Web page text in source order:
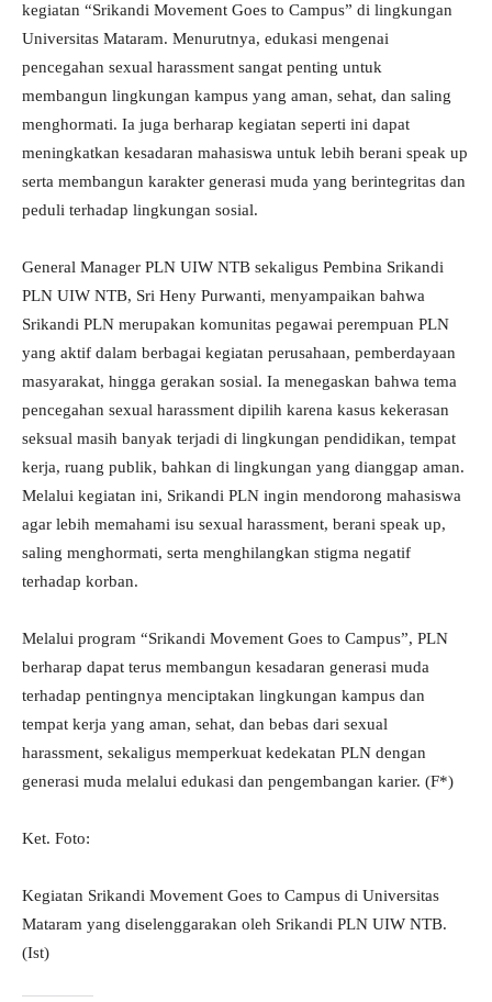
kegiatan “Srikandi Movement Goes to Campus” di lingkungan
Universitas Mataram. Menurutnya, edukasi mengenai
pencegahan sexual harassment sangat penting untuk
membangun lingkungan kampus yang aman, sehat, dan saling
menghormati. Ia juga berharap kegiatan seperti ini dapat
meningkatkan kesadaran mahasiswa untuk lebih berani speak up
serta membangun karakter generasi muda yang berintegritas dan
peduli terhadap lingkungan sosial.
General Manager PLN UIW NTB sekaligus Pembina Srikandi
PLN UIW NTB, Sri Heny Purwanti, menyampaikan bahwa
Srikandi PLN merupakan komunitas pegawai perempuan PLN
yang aktif dalam berbagai kegiatan perusahaan, pemberdayaan
masyarakat, hingga gerakan sosial. Ia menegaskan bahwa tema
pencegahan sexual harassment dipilih karena kasus kekerasan
seksual masih banyak terjadi di lingkungan pendidikan, tempat
kerja, ruang publik, bahkan di lingkungan yang dianggap aman.
Melalui kegiatan ini, Srikandi PLN ingin mendorong mahasiswa
agar lebih memahami isu sexual harassment, berani speak up,
saling menghormati, serta menghilangkan stigma negatif
terhadap korban.
Melalui program “Srikandi Movement Goes to Campus”, PLN
berharap dapat terus membangun kesadaran generasi muda
terhadap pentingnya menciptakan lingkungan kampus dan
tempat kerja yang aman, sehat, dan bebas dari sexual
harassment, sekaligus memperkuat kedekatan PLN dengan
generasi muda melalui edukasi dan pengembangan karier. (F*)
Ket. Foto:
Kegiatan Srikandi Movement Goes to Campus di Universitas
Mataram yang diselenggarakan oleh Srikandi PLN UIW NTB.
(Ist)